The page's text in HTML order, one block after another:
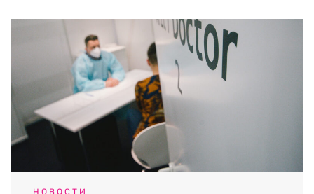
НОВОСТИ